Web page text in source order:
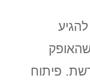
פיתוח